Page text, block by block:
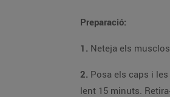
Preparació:
1.
2. Posa els caps i les espines, nets de vísceres i sang, dins de